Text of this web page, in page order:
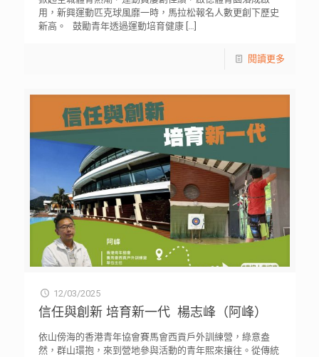
用，新興運動匹克球風靡一時，馬拉松報名人數更創下歷史
新高。 鼓勵青年透過運動培育健康[…]
閱讀更多
12/03/2025
信任與創新 培育新一代 楊志峰（阿峰）
依山傍海的香港青年協會賽馬會西貢戶外訓練營，綠意盎
然，群山環抱，來到營地參與活動的青年熙來攘往。從傳統